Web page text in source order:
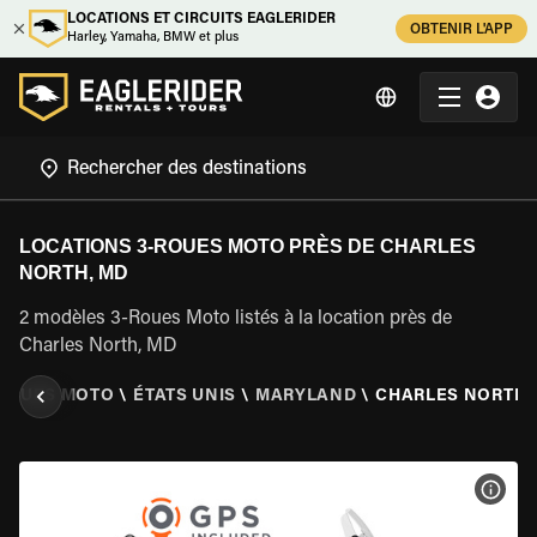
LOCATIONS ET CIRCUITS EAGLERIDER
Harley, Yamaha, BMW et plus
OBTENIR L'APP
LOCATIONS 3-ROUES MOTO PRÈS DE CHARLES
NORTH, MD
2 modèles 3-Roues Moto listés à la location près de
Charles North, MD
MOTO \ ÉTATS UNIS \ MARYLAND \ CHARLES NORTH,